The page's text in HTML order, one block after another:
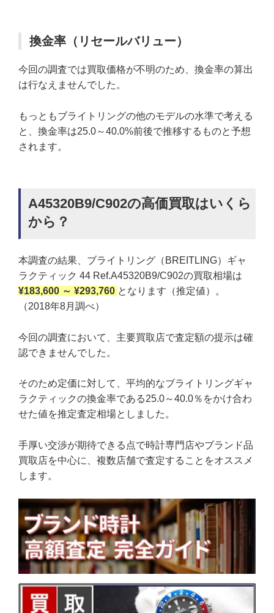
換金率（リセールバリュー）
今回の調査では買取価格が不明のため、換金率の算出
は行なえませんでした。
もっともブライトリングの他のモデルの水準で考える
と、換金率は25.0～40.0%前後で推移するものと予想
されます。
A45320B9/C902の高価買取はいくら
から？
本調査の結果、ブライトリング（BREITLING）ギャ
ラクティック 44 Ref.A45320B9/C902の買取相場は
¥183,600 ～ ¥293,760 となります（推定値）。
（2018年8月調べ）
今回の調査において、主要買取店で査定額の提示は確
認できませんでした。
そのため定価に対して、平均的なブライトリングギャ
ラクティックの換金率である25.0～40.0％をかけ合わ
せた値を推定査定相場としました。
手厚い交渉が期待できる点で時計専門店やブランド品
買取店を中心に、複数店舗で査定することをオススメ
します。